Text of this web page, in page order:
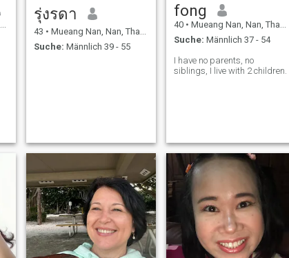
รุ่งรดา
43 • Mueang Nan, Nan, Thailand
Suche: Männlich 39 - 55
fong
40 • Mueang Nan, Nan, Thailand
Suche: Männlich 37 - 54
I have no parents, no
siblings, I live with 2 children.